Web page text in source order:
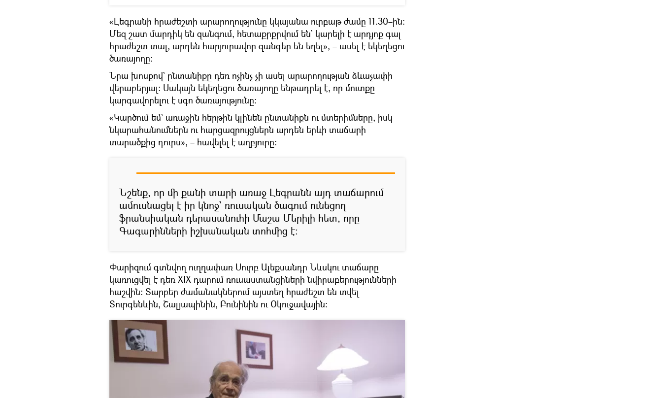
«Լեգրանի հրաժեշտի արարողությունը կկայանա ուրբաթ ժամը 11.30–ին։
Մեզ շատ մարդիկ են զանգում, հետաքրքրվում են` կարելի է արդյոք գալ
հրաժեշտ տալ, արդեն հարյուրավոր զանգեր են եղել», – ասել է եկեղեցու
ծառայողը։
Նրա խոսքով` ընտանիքը դեռ ոչինչ չի ասել արարողության ձևաչափի
վերաբերյալ։ Սակայն եկեղեցու ծառայողը ենթադրել է, որ մուտքը
կարգավորելու է սգո ծառայությունը։
«Կարծում եմ` առաջին հերթին կլինեն ընտանիքն ու մտերիմները, իսկ
նկարահանումներն ու հարցազրույցներն արդեն երևի տաճարի
տարածքից դուրս», – հավելել է աղբյուրը։
Նշենք, որ մի քանի տարի առաջ Լեգրանն այդ տաճարում
ամուսնացել է իր կնոջ` ռուսական ծագում ունեցող
ֆրանսիական դերասանուհի Մաշա Մերիլի հետ, որը
Գագարինների իշխանական տոհմից է։
Փարիզում գտնվող ուղղափառ Սուրբ Ալեքսանդր Նևսկու տաճարը
կառուցվել է դեռ XIX դարում ռուսաստանցիների նվիրաբերությունների
հաշվին։ Տարբեր ժամանակներում այստեղ հրաժեշտ են տվել
Տուրգենևին, Շալյապինին, Բունինին ու Օկուջավային։